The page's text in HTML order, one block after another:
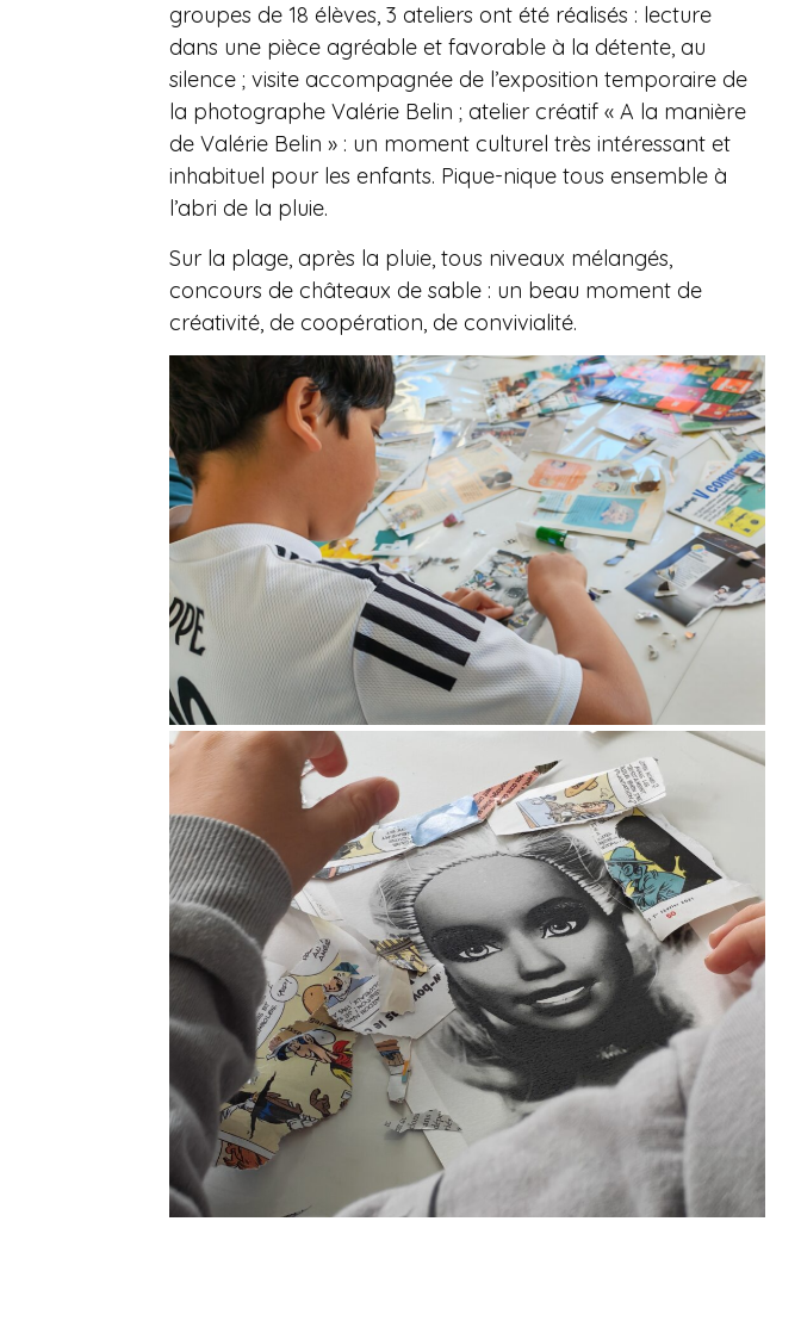
groupes de 18 élèves, 3 ateliers ont été réalisés : lecture
dans une pièce agréable et favorable à la détente, au
silence ; visite accompagnée de l’exposition temporaire de
la photographe Valérie Belin ; atelier créatif « A la manière
de Valérie Belin » : un moment culturel très intéressant et
inhabituel pour les enfants. Pique-nique tous ensemble à
l’abri de la pluie.
Sur la plage, après la pluie, tous niveaux mélangés,
concours de châteaux de sable : un beau moment de
créativité, de coopération, de convivialité.